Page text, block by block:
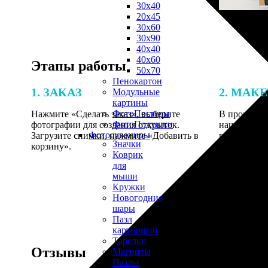
30х40
20х45
30х60
30х90
40х40
40х60
50х70
Пенокартон
Модульные
картины
ФотоПостеры
ФотоПодушки
Фотоcувениры
Значки
Коврик
для
мыши
Кружки
Новогодние
шары
Пазл
картонный
Тарелки
Магниты
Пазлы
Этапы работы
1. ЗАКАЗ
Нажмите «Сделать заказ», выберите
фотографии для создания открыток.
Загрузите снимки, нажмите «Добавить в
корзину».
2.
В процессе
наши
по
Отзывы